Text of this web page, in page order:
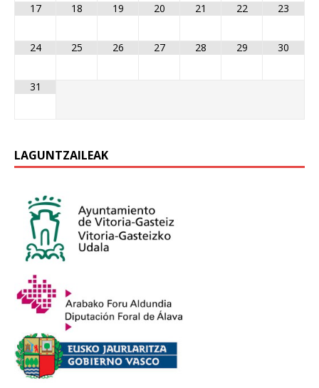
17 18 19 20 21 22 23
24 25 26 27 28 29 30
31
LAGUNTZAILEAK